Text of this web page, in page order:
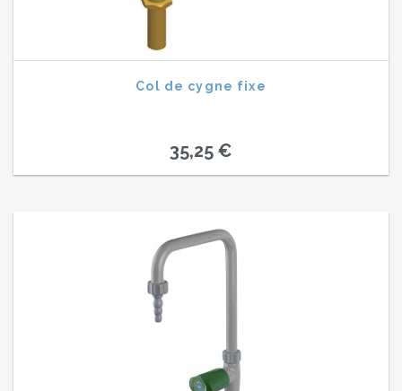
Col de cygne fixe
35,25 €